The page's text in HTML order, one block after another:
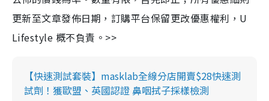
更新至文章發佈日期，訂購平台保留更改優惠權利，U
Lifestyle 概不負責。>>
【快速測試套裝】masklab全線分店開賣$28快速測
試劑！獲歐盟、英國認證 鼻咽拭子採樣檢測